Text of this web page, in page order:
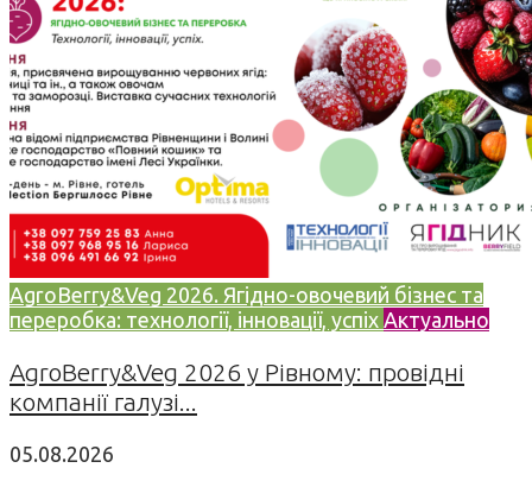
AgroBerry&Veg 2026. Ягідно-овочевий бізнес та
переробка: технології, інновації, успіх Актуально
AgroBerry&Veg 2026 у Рівному: провідні
компанії галузі...
05.08.2026